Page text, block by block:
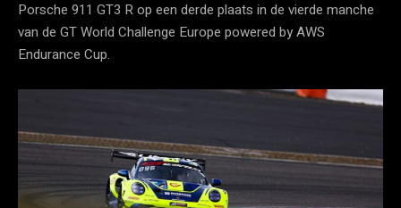
Porsche 911 GT3 R op een derde plaats in de vierde manche
van de GT World Challenge Europe powered by AWS
Endurance Cup.